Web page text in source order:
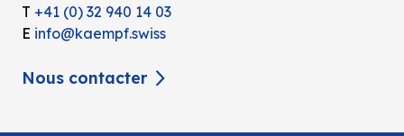
T +41 (0) 32 940 14 03
E info@kaempf.swiss
Nous contacter